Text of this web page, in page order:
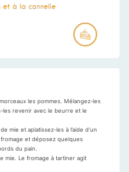
et à la cannelle
les pommes. Mélangez-les
les revenir avec le beurre et le
mie et aplatissez-les à l’aide d’un
et déposez quelques
du pain.
mie. Le fromage à tartiner agit